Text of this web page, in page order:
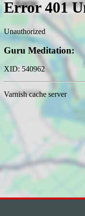
Kundenbewertungen und